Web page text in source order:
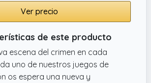
Ver precio
de este producto
escena del crimen en cada
uno de nuestros juegos de
os espera una nueva y